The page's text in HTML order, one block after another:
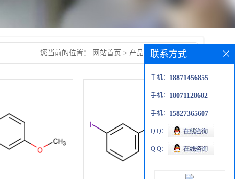
您当前的位置： 网站首页 > 产品展厅>主打产品
联系方式
手机： 18871456855
手机： 18071128682
手机： 15827365607
Q Q：
Q Q：